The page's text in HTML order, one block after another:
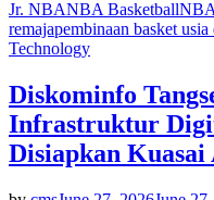
Jr. NBANBA Basketball
remajapembinaan basket usia
Technology
Diskominfo
Infrastruktur
Disiapkan